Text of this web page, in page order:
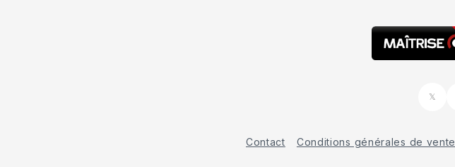
𝕏
Contact Conditions générales de vente